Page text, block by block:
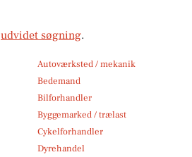
udvidet søgning.
Autoværksted / mekanik
Bedemand
Bilforhandler
Byggemarked / trælast
Cykelforhandler
Dyrehandel